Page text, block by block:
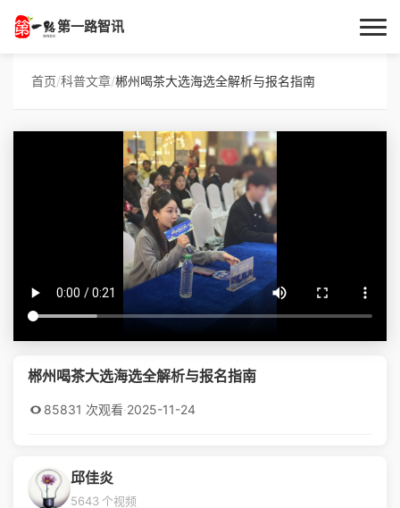
第一路智讯
首页
首页 /科普文章/郴州喝茶大选海选全解析与报名指南
郴州喝茶大选海选全解析与报名指南
85831 次观看·2025-11-24
邱佳炎
5643 个视频